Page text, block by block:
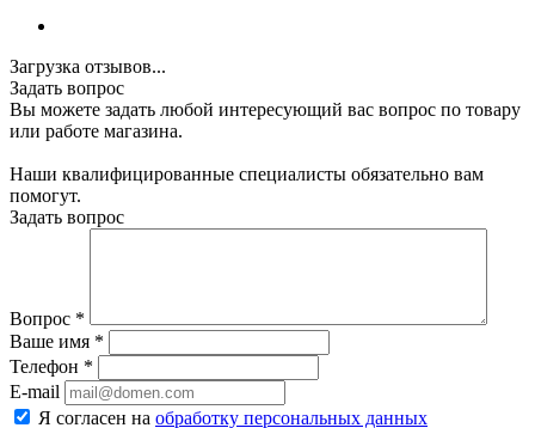
Загрузка отзывов...
Задать вопрос
Вы можете задать любой интересующий вас вопрос по товару
или работе магазина.
Наши квалифицированные специалисты обязательно вам
помогут.
Задать вопрос
Вопрос *
Ваше имя *
Телефон *
E-mail
Я согласен на обработку персональных данных